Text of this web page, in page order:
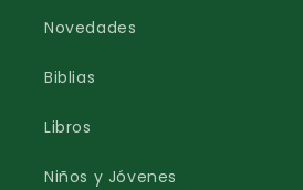
Novedades
Biblias
Libros
Niños y Jóvenes